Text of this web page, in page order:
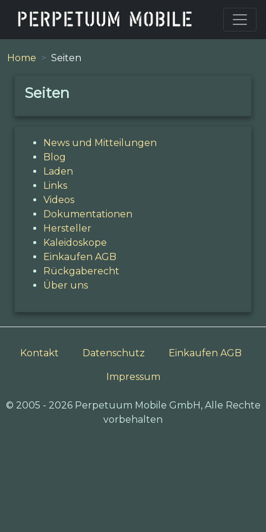
Home Seiten
Seiten
News und Mitteilungen
Blog
Laden
Links
Videos
Dokumentationen
Hersteller
Kaleidoskope
Einkaufen AGB
Rückgaberecht
Über uns
Kontakt Datenschutz Einkaufen AGB
Impressum
© 2005 - 2026 Perpetuum Mobile GmbH, Alle Rechte
vorbehalten